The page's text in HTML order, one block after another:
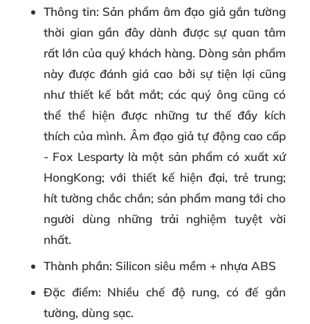
Thông tin: Sản phẩm âm đạo giả gắn tường
thời gian gần đây dành được sự quan tâm
rất lớn của quý khách hàng. Dòng sản phẩm
này được đánh giá cao bởi sự tiện lợi cũng
như thiết kế bắt mắt; các quý ông cũng có
thể thể hiện được những tư thế đầy kích
thích của mình. Âm đạo giả tự động cao cấp
- Fox Lesparty là một sản phẩm có xuất xứ
HongKong; với thiết kế hiện đại, trẻ trung;
hít tường chắc chắn; sản phẩm mang tới cho
người dùng những trải nghiệm tuyệt vời
nhất.
Thành phần: Silicon siêu mềm + nhựa ABS
Đặc điểm: Nhiều chế độ rung, có đế gắn
tường, dùng sạc.